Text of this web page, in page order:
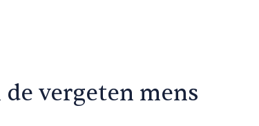
vergeten mens